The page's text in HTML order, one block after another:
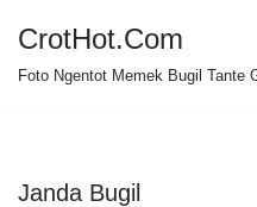
CrotHot.Com
Foto Ngentot Memek Bugil Tante
Janda Bugil